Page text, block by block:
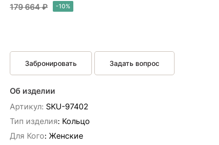
179 664 ₽
Забронировать Задать вопрос
Об изделии
Артикул: SKU-97402
Тип изделия: Кольцо
Для Кого: Женские